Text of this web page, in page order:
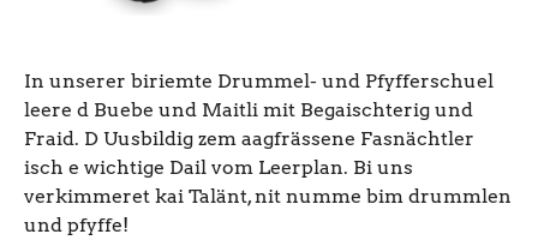
In unserer biriemte Drummel- und Pfyfferschuel
leere d Buebe und Maitli mit Begaischterig und
Fraid. D Uusbildig zem aagfrässene Fasnächtler
isch e wichtige Dail vom Leerplan. Bi uns
verkimmeret kai Talänt, nit numme bim drummlen
und pfyffe!